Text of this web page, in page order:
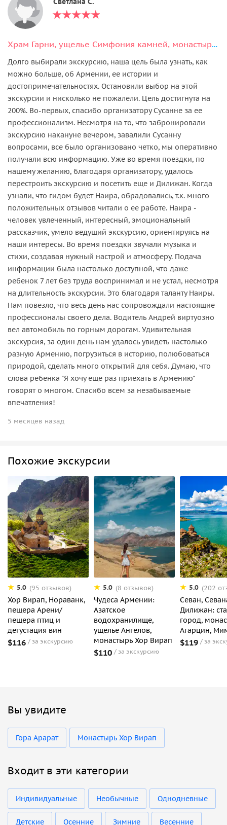
Храм Гарни, ущелье Симфония камней, монастырь Гегард, озеро Севан
Долго выбирали экскурсию, наша цель была узнать, как
можно больше, об Армении, ее истории и
достопримечательностях. Остановили выбор на этой
экскурсии и нисколько не пожалели. Цель достигнута на
200%. Во-первых, спасибо организатору Сусанне за ее
профессионализм. Несмотря на то, что забронировали
экскурсию накануне вечером, завалили Сусанну
вопросами, все было организовано четко, мы оперативно
получали всю информацию. Уже во время поездки, по
нашему желанию, благодаря организатору, удалось
перестроить экскурсию и посетить еще и Дилижан. Когда
узнали, что гидом будет Наира, обрадовались, т.к. много
положительных отзывов читали о ее работе. Наира -
человек увлеченный, интересный, эмоциональный
рассказчик, умело ведущий экскурсию, ориентируясь на
наши интересы. Во время поездки звучали музыка и
стихи, создавая нужный настрой и атмосферу. Подача
информации была настолько доступной, что даже
ребенок 7 лет без труда воспринимал и не устал, несмотря
на длительность экскурсии. Это благодаря таланту Наиры.
Нам повезло, что весь день нас сопровождали настоящие
профессионалы своего дела. Водитель Андрей виртуозно
вел автомобиль по горным дорогам. Удивительная
экскурсия, за один день нам удалось увидеть настолько
разную Армению, погрузиться в историю, полюбоваться
природой, сделать много открытий для себя. Думаю, что
слова ребенка "Я хочу еще раз приехать в Армению"
говорят о многом. Спасибо всем за незабываемые
впечатления!
5 месяцев назад
Похожие экскурсии
5.0 (95 отзывов)
Хор Вирап, Нораванк,
пещера Арени/
пещера птиц и
дегустация вин
$116 за экскурсию
5.0 (8 отзывов)
Чудеса Армении:
Азатское
водохранилище,
ущелье Ангелов,
монастырь Хор Вирап
$110 за экскурсию
5.0 (202
Севан,
Дилижан:
город,
Агарцин,
$119 за
Вы увидите
Гора Арарат Монастырь Хор Вирап
Входит в эти категории
Индивидуальные Необычные Однодневные
Детские Осенние Зимние Весенние